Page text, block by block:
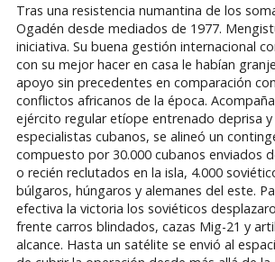
Tras una resistencia numantina de los
Ogadén desde mediados de 1977.
iniciativa. Su buena gestión internacional
con su mejor hacer en casa le habían
apoyo sin precedentes en comparación
conflictos africanos de la época.
ejército regular etíope entrenado deprisa
especialistas cubanos, se alineó un
compuesto por 30.000 cubanos enviados
o recién reclutados en la isla, 4.000
búlgaros, húngaros y alemanes del este.
efectiva la victoria los soviéticos
frente carros blindados, cazas Mig-21 y
alcance. Hasta un satélite se envió al